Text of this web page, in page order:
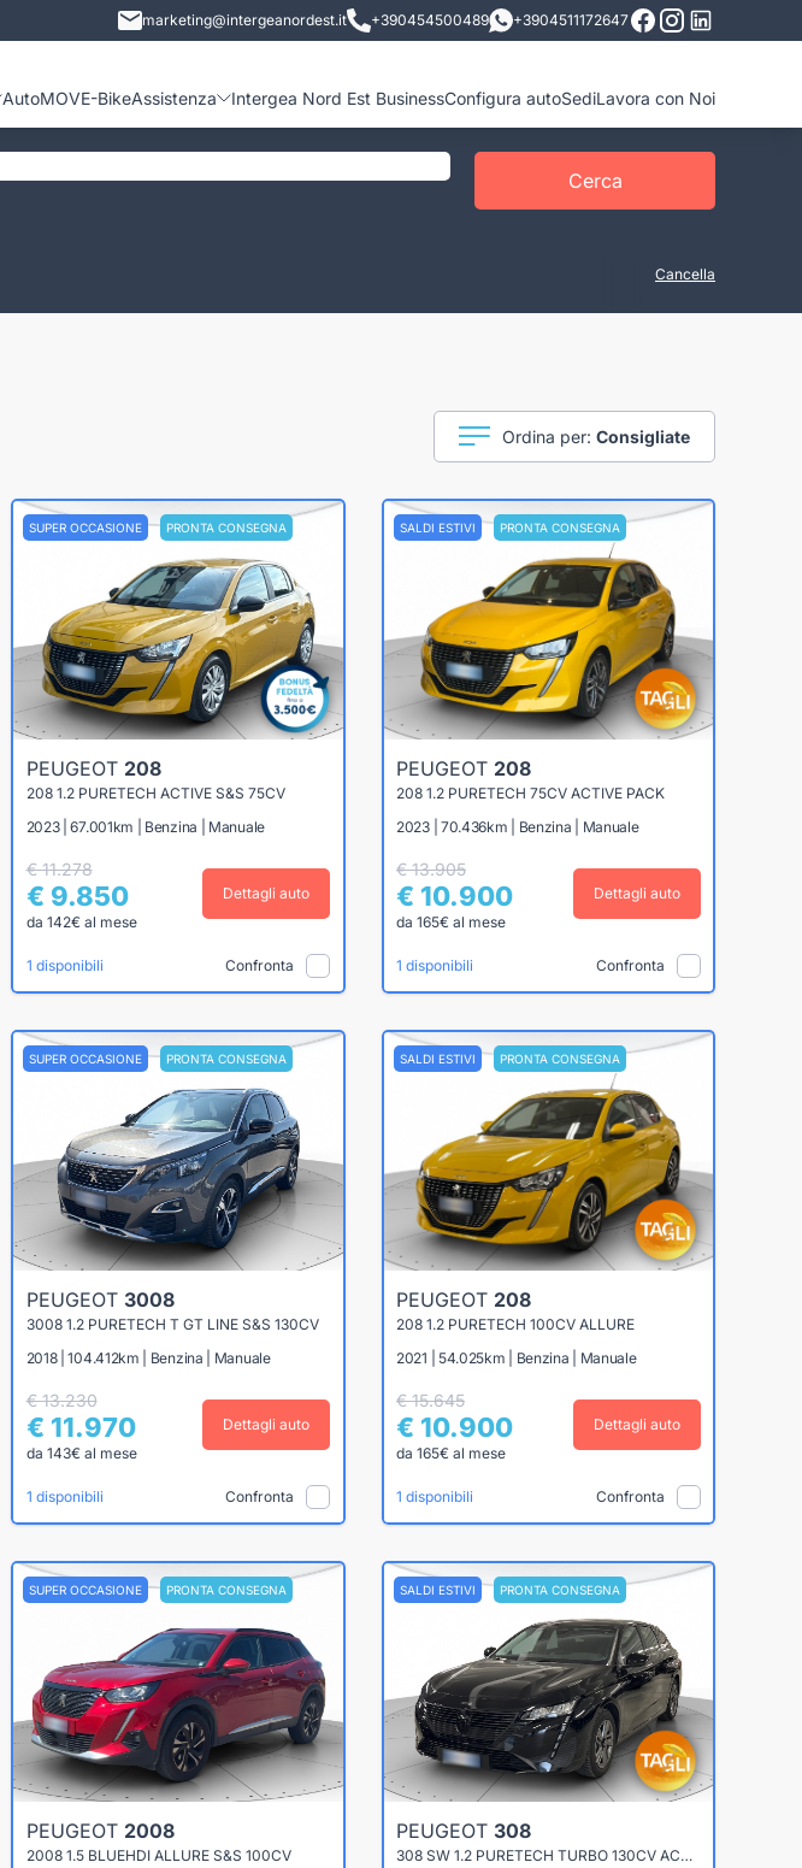
marketing@intergeanordest.it +390454500489 +3904511172647
AutoMOVE-BikeAssistenza Intergea Nord Est BusinessConfigura autoSediLavora con Noi
Cerca
Cancella
Ordina per: Consigliate
SUPER OCCASIONE PRONTA CONSEGNA
PEUGEOT 208
208 1.2 PURETECH ACTIVE S&S 75CV
2023 | 67.001km | Benzina | Manuale
€ 11.278
€ 9.850
da 142€ al mese
Dettagli auto
1 disponibili Confronta
SALDI ESTIVI PRONTA CONSEGNA
PEUGEOT 208
208 1.2 PURETECH 75CV ACTIVE PACK
2023 | 70.436km | Benzina | Manuale
€ 13.905
€ 10.900
da 165€ al mese
Dettagli auto
1 disponibili Confronta
SUPER OCCASIONE PRONTA CONSEGNA
PEUGEOT 3008
3008 1.2 PURETECH T GT LINE S&S 130CV
2018 | 104.412km | Benzina | Manuale
€ 13.230
€ 11.970
da 143€ al mese
Dettagli auto
1 disponibili Confronta
SALDI ESTIVI PRONTA CONSEGNA
PEUGEOT 208
208 1.2 PURETECH 100CV ALLURE
2021 | 54.025km | Benzina | Manuale
€ 15.645
€ 10.900
da 165€ al mese
Dettagli auto
1 disponibili Confronta
SUPER OCCASIONE PRONTA CONSEGNA
PEUGEOT 2008
2008 1.5 BLUEHDI ALLURE S&S 100CV
SALDI ESTIVI PRONTA CONSEGNA
PEUGEOT 308
308 SW 1.2 PURETECH TURBO 130CV ACTIVE PACK